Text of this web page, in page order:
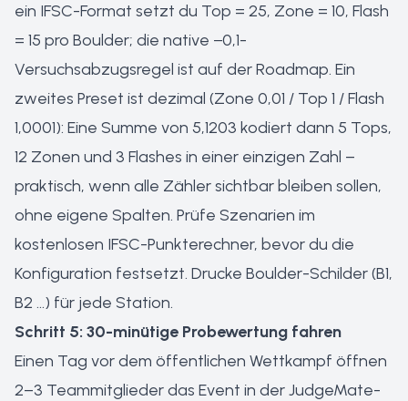
ein IFSC-Format setzt du Top = 25, Zone = 10, Flash
= 15 pro Boulder; die native −0,1-
Versuchsabzugsregel ist auf der Roadmap. Ein
zweites Preset ist dezimal (Zone 0,01 / Top 1 / Flash
1,0001): Eine Summe von 5,1203 kodiert dann 5 Tops,
12 Zonen und 3 Flashes in einer einzigen Zahl –
praktisch, wenn alle Zähler sichtbar bleiben sollen,
ohne eigene Spalten. Prüfe Szenarien im
kostenlosen IFSC-Punkterechner, bevor du die
Konfiguration festsetzt. Drucke Boulder-Schilder (B1,
B2 …) für jede Station.
Schritt 5: 30-minütige Probewertung fahren
Einen Tag vor dem öffentlichen Wettkampf öffnen
2–3 Teammitglieder das Event in der JudgeMate-